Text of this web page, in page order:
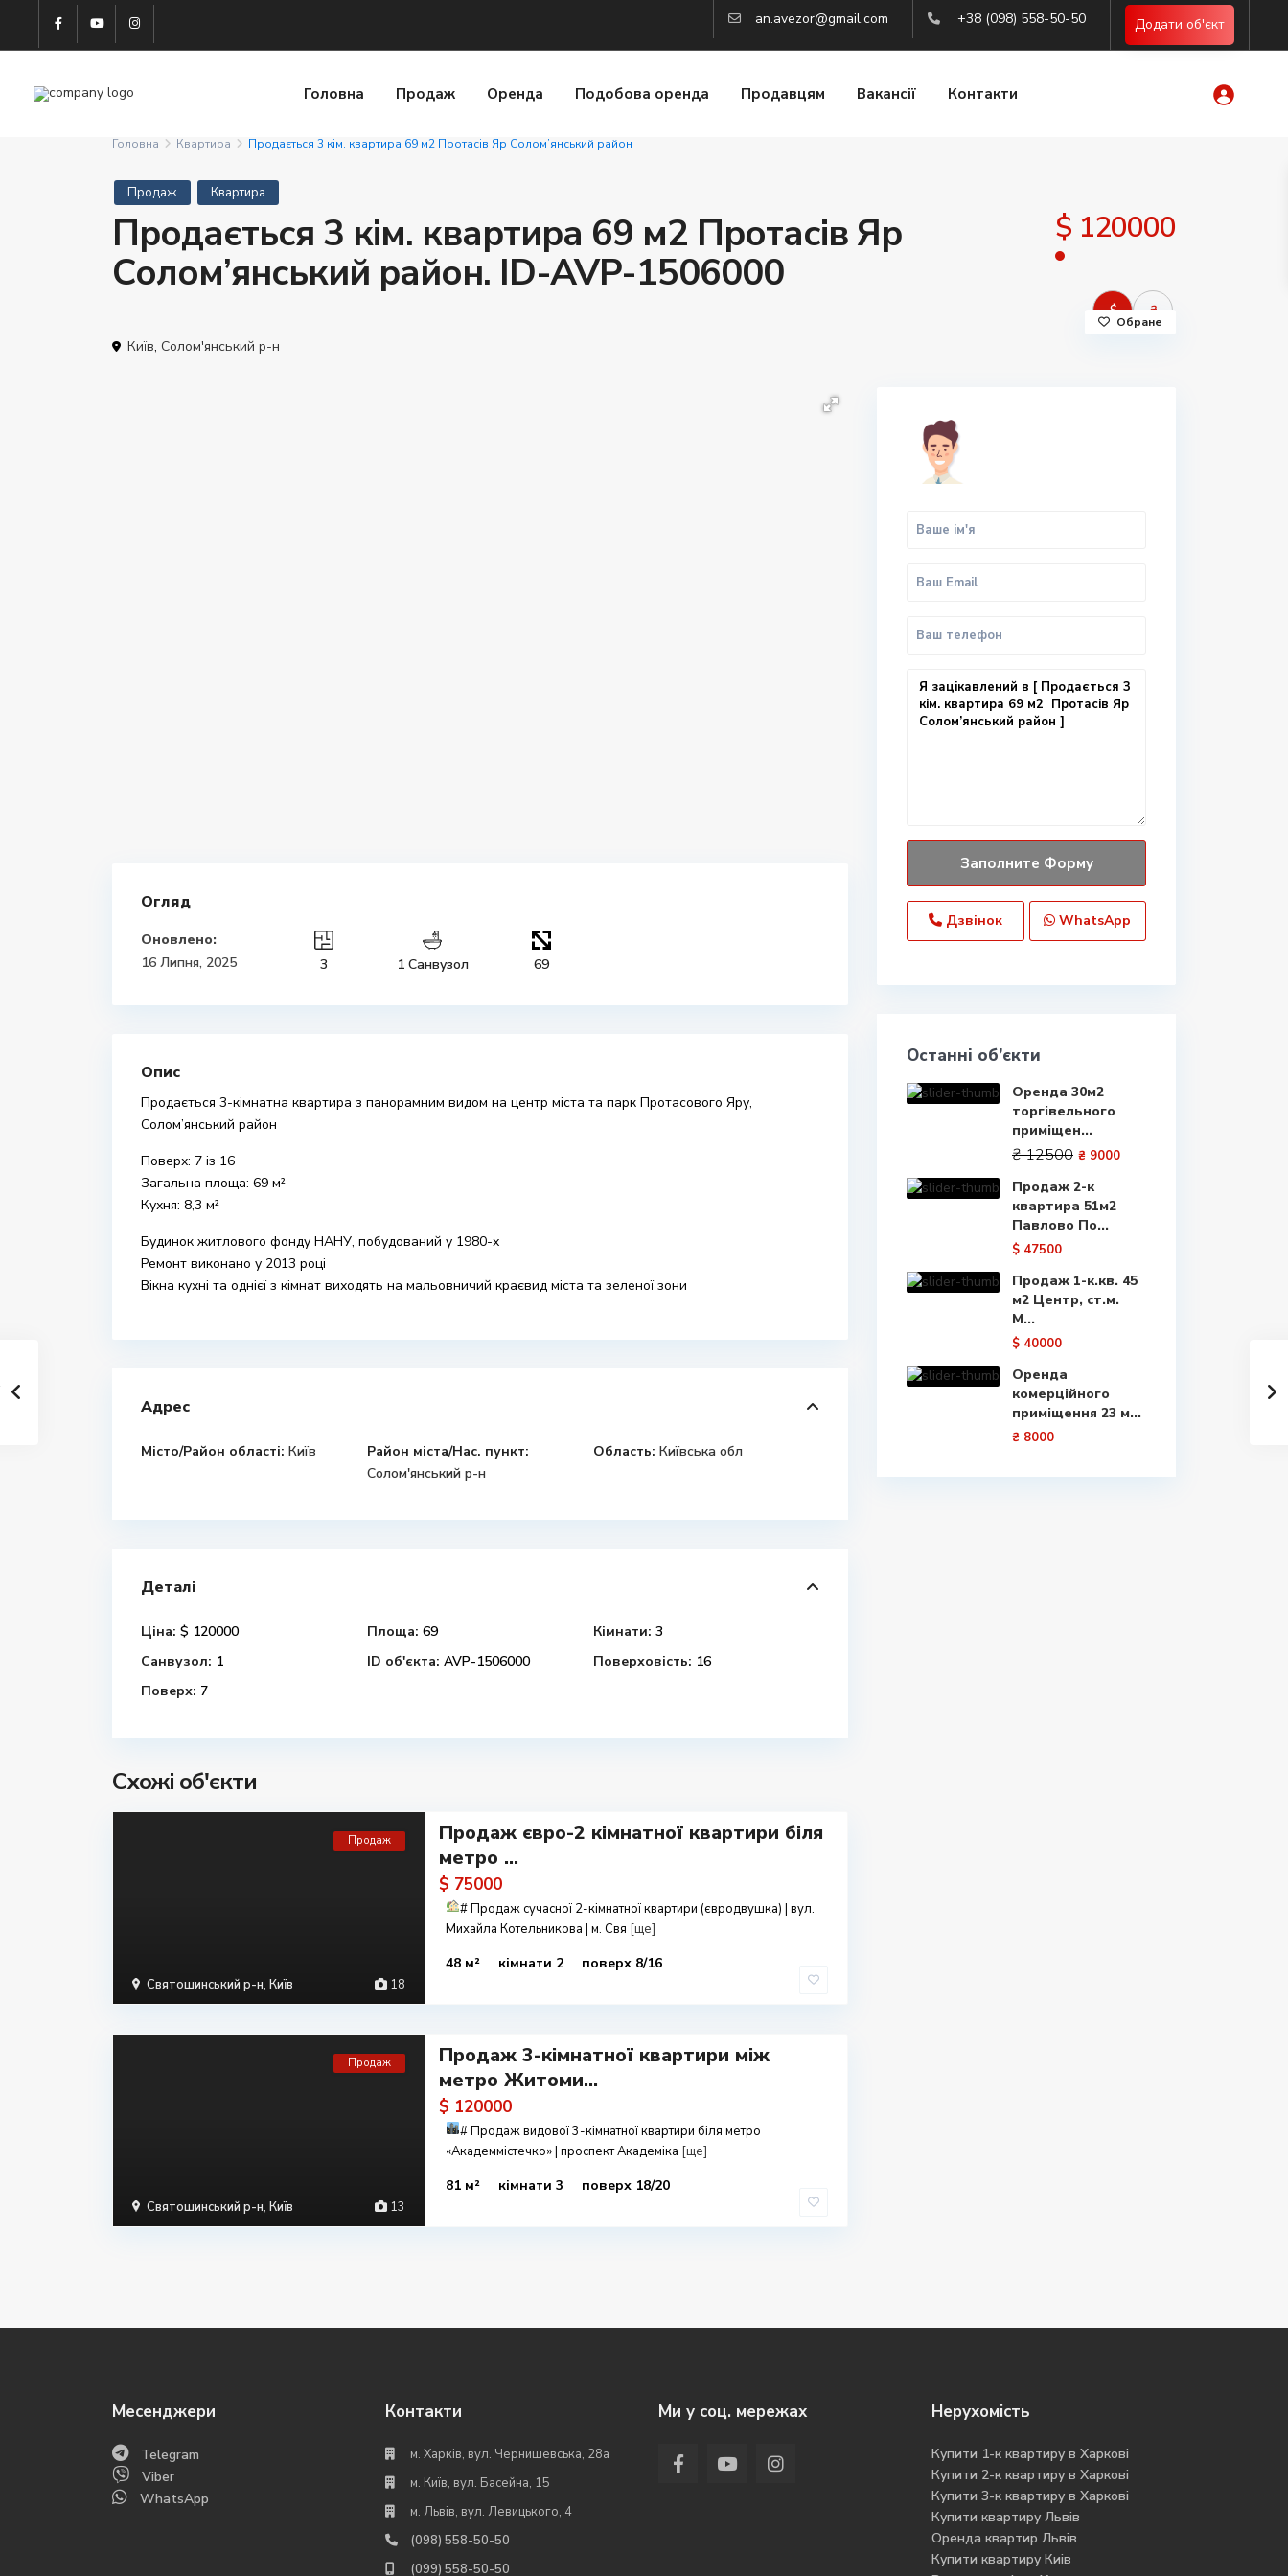
an.avezor@gmail.com +38 (098) 558-50-50 Додати об'єкт
Головна Продаж Оренда Подобова оренда Продавцям Вакансії Контакти
Головна Квартира Продається 3 кім. квартира 69 м2 Протасів Яр Солом’янський район
Продаж Квартира
Продається 3 кім. квартира 69 м2 Протасів Яр
Солом’янський район. ID-AVP-1506000
$ 120000
$ ₴
Київ, Солом'янський р-н
Обране
Огляд
Оновлено:
16 Липня, 2025
3 1 Санвузол 69
Опис
Продається 3-кімнатна квартира з панорамним видом на центр міста та парк Протасового Яру,
Солом’янський район
Поверх: 7 із 16
Загальна площа: 69 м²
Кухня: 8,3 м²
Будинок житлового фонду НАНУ, побудований у 1980-х
Ремонт виконано у 2013 році
Вікна кухні та однієї з кімнат виходять на мальовничий краєвид міста та зеленої зони
Адрес
Місто/Район області: Київ
Район міста/Нас. пункт:
Солом'янський р-н
Область: Київська обл
Деталі
Ціна: $ 120000 Площа: 69 Кімнати: 3
Санвузол: 1 ID об'єкта: AVP-1506000 Поверховість: 16
Поверх: 7
Схожі об'єкти
18
Святошинський р-н, Київ
Продаж
Продаж євро-2 кімнатної квартири біля
метро ...
$ 75000
#Продаж сучасної 2-кімнатної квартири (євродвушка) | вул.
Михайла Котельникова | м. Свя [ще]
48 м² кімнати 2 поверх 8/16
13
Святошинський р-н, Київ
Продаж
Продаж 3-кімнатної квартири між
метро Житоми...
$ 120000
#Продаж видової 3-кімнатної квартири біля метро
«Академмістечко» | проспект Академіка [ще]
81 м² кімнати 3 поверх 18/20
Дзвінок WhatsApp
Останні об’єкти
Оренда 30м2
торгівельного
приміщен...
₴ 12500 ₴ 9000
Продаж 2-к
квартира 51м2
Павлово По...
$ 47500
Продаж 1-к.кв. 45
м2 Центр, ст.м.
М...
$ 40000
Оренда
комерційного
приміщення 23 м...
₴ 8000
Месенджери
Telegram
Viber
WhatsApp
Контакти
м. Харків, вул. Чернишевська, 28а
м. Київ, вул. Басейна, 15
м. Львів, вул. Левицького, 4
(098) 558-50-50
(099) 558-50-50
Ми у соц. мережах Нерухомість
Купити 1-к квартиру в Харкові
Купити 2-к квартиру в Харкові
Купити 3-к квартиру в Харкові
Купити квартиру Львів
Оренда квартир Львів
Купити квартиру Киів